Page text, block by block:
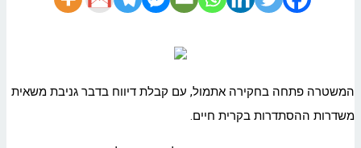
המשטרה פתחה בחקירה אתמול, עם קבלת דיווח בדבר גניבת משאית
משדרות ההסתדרות בקרית חיים.